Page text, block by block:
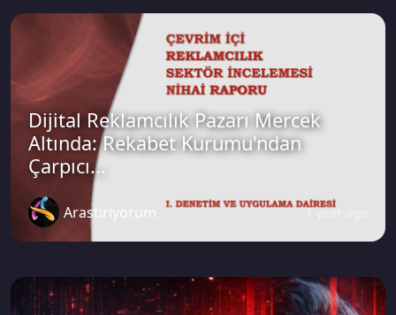
Dijital Reklamcılık Pazarı Mercek
Altında: Rekabet Kurumu'ndan
Çarpıcı...
Arastiriyorum 1 year ago